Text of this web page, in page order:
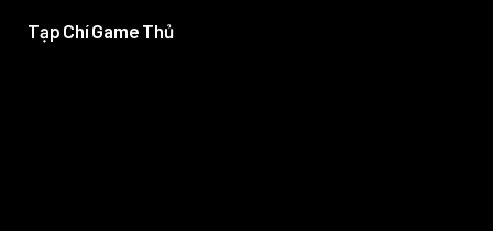
Tạp Chí Game Thủ